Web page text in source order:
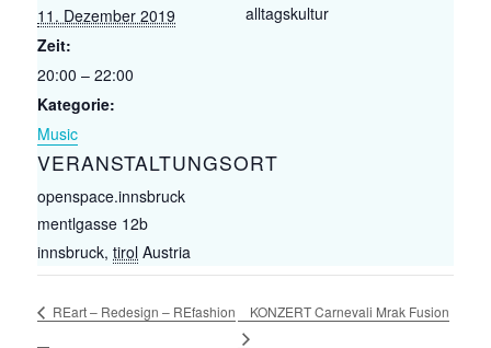
11. Dezember 2019
Zeit:
20:00 – 22:00
Kategorie:
Music
VERANSTALTUNGSORT
openspace.innsbruck
mentlgasse 12b
innsbruck, tirol Austria
alltagskultur
REart – Redesign – REfashion KONZERT Carnevali Mrak Fusion